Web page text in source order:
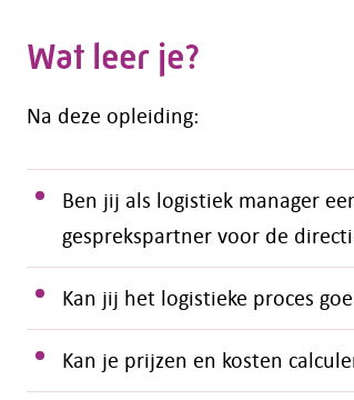
Wat leer je?
Na deze opleiding:
Ben jij als logistiek manager
gesprekspartner voor de
Kan jij het logistieke proces
Kan je prijzen en kosten